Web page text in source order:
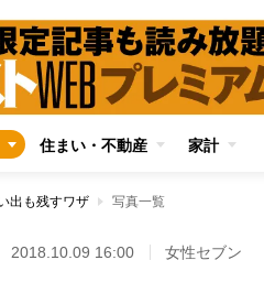
住まい・不動産 家計
出も残すワザ 写真一覧
2018.10.09 16:00 女性セブン